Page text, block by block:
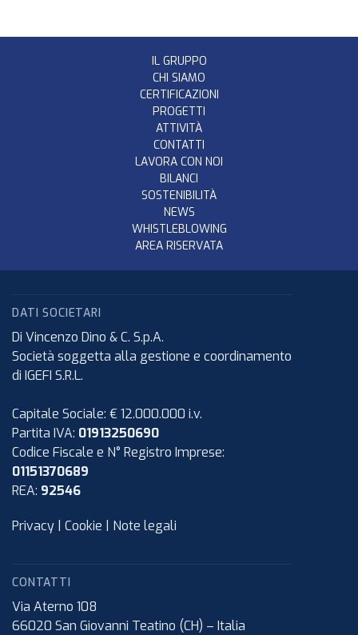
IL GRUPPO
CHI SIAMO
CERTIFICAZIONI
PROGETTI
ATTIVITÀ
CONTATTI
LAVORA CON NOI
BILANCI
SOSTENIBILITÀ
NEWS
WHISTLEBLOWING
AREA RISERVATA
DATI SOCIETARI
Di Vincenzo Dino & C. S.p.A.
Società soggetta alla gestione e coordinamento
di IGEFI S.R.L.
Capitale Sociale: € 12.000.000 i.v.
Partita IVA: 01913250690
Codice Fiscale e N° Registro Imprese:
01151370689
REA: 92546
Privacy Cookie Note legali
CONTATTI
Via Aterno 108
66020 San Giovanni Teatino (CH) – Italia